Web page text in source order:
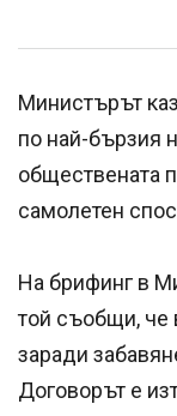
Министърът
по най-бързия
обществената
самолетен
На брифинг в
той съобщи, че
заради
Договорът е